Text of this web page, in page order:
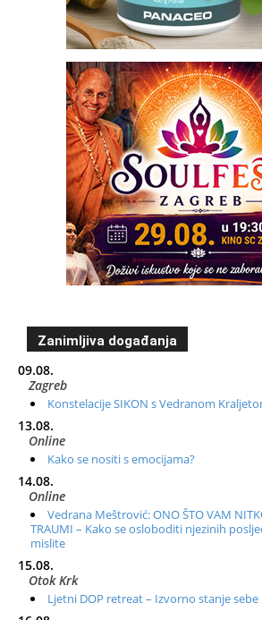
Zanimljiva događanja
09.08.
Zagreb
Konstelacije SIKON s Vedranom
13.08.
Online
Kako se nositi s emocijama?
14.08.
Online
Vedrana Meštrović: ONO ŠTO VAM
TRAUMI – Kako se osloboditi njezinih
mislite
15.08.
Otok Krk
Ljetni DOP retreat – Izvorno stanje sebe